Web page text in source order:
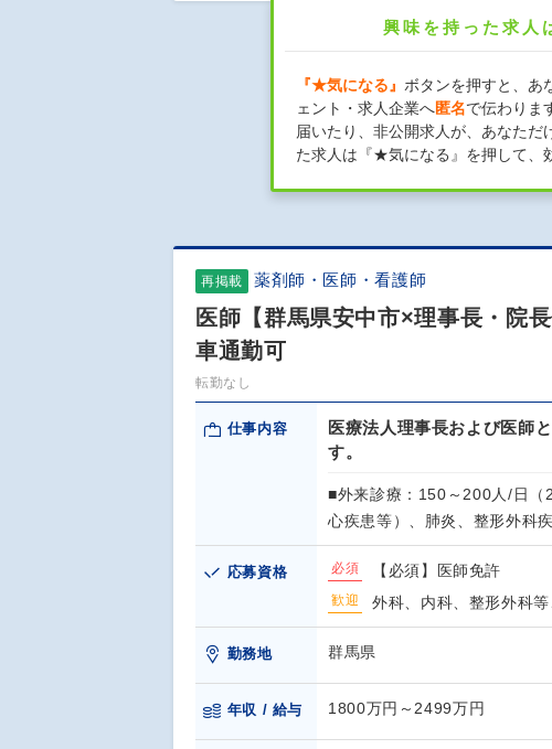
興味を持った求人
『★気になる』 ボタンを押すと、あ
ェント・求人企業へ匿名で伝わりま
届いたり、非公開求人が、あなた
た求人は『★気になる』を押して、
再掲載 薬剤師・医師・看護師
医師【群馬県安中市×理事長・院
車通勤可
転勤なし
仕事内容
医療法人理事長および医師
す。
■外来診療：150～200人/日
心疾患等）、肺炎、整形外科
応募資格 必須 【必須】医師免許
歓迎 外科、内科、整形外科
勤務地 群馬県
年収 / 給与 1800万円～2499万円